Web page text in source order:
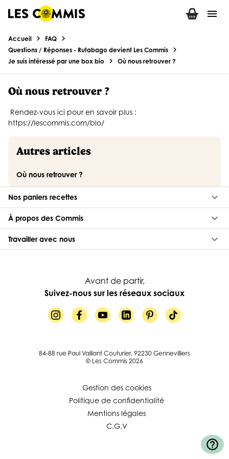
menu
Nos paniers recettes keyboard_arrow_down
À propos des Commis keyboard_arrow_down
Travailler avec nous keyboard_arrow_down
Avant de partir,
Suivez-nous sur les réseaux sociaux
84-88 rue Paul Vaillant Couturier, 92230 Gennevilliers
© Les Commis 2026
Gestion des cookies
Politique de confidentialité
Mentions légales
C.G.V
help_outline